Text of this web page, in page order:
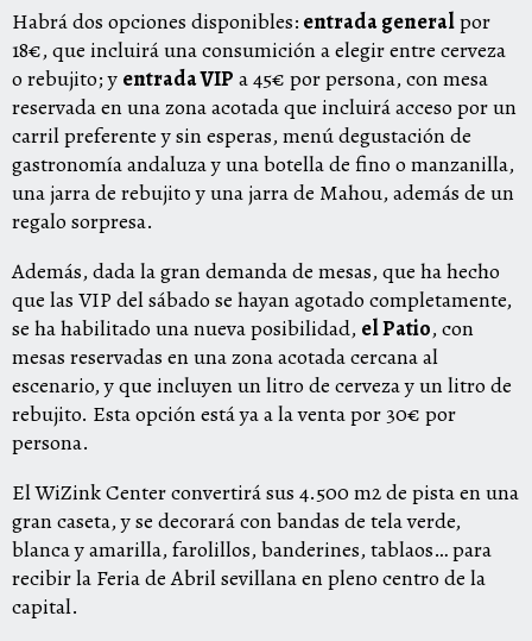
Habrá dos opciones disponibles: entrada generalpor
18€, que incluirá una consumición a elegir entre cerveza
o rebujito; y entrada VIP a 45€ por persona, con mesa
reservada en una zona acotada que incluirá acceso por un
carril preferente y sin esperas, menú degustación de
gastronomía andaluza y una botella de fino o manzanilla,
una jarra de rebujito y una jarra de Mahou, además de un
regalo sorpresa.
Además, dada la gran demanda de mesas, que ha hecho
que las VIP del sábado se hayan agotado completamente,
se ha habilitado una nueva posibilidad, el Patio, con
mesas reservadas en una zona acotada cercana al
escenario, y que incluyen un litro de cerveza y un litro de
rebujito. Esta opción está ya a la venta por 30€ por
persona.
El WiZink Center convertirá sus 4.500 m2 de pista en una
gran caseta, y se decorará con bandas de tela verde,
blanca y amarilla, farolillos, banderines, tablaos… para
recibir la Feria de Abril sevillana en pleno centro de la
capital.